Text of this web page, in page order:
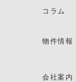
コラム
物件情報
会社案内